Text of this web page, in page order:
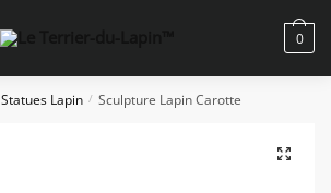
0
Statues Lapin / Sculpture Lapin Carotte